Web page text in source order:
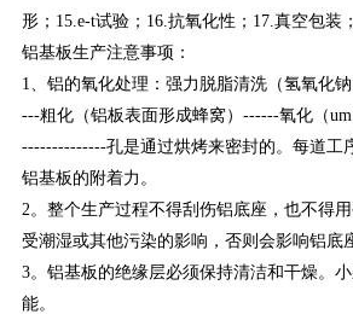
形；15.e-t试验；16.抗氧化性；17.真空包装
铝基板生产注意事项：
1、铝的氧化处理：强力脱脂清洗（氢氧化
---粗化（铝板表面形成蜂窝）------氧化（
--------------孔是通过烘烤来密封的。每道工
铝基板的附着力。
2。整个生产过程不得刮伤铝底座，也不得
受潮湿或其他污染的影响，否则会影响铝底
3。铝基板的绝缘层必须保持清洁和干燥。
能。